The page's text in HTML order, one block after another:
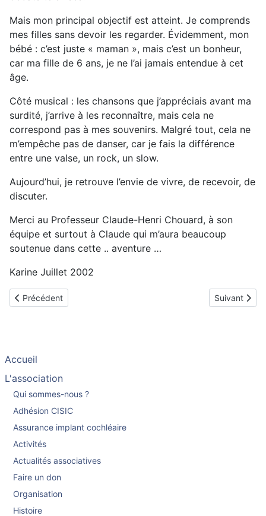
Mais mon principal objectif est atteint. Je comprends
mes filles sans devoir les regarder. Évidemment, mon
bébé : c’est juste « maman », mais c’est un bonheur,
car ma fille de 6 ans, je ne l’ai jamais entendue à cet
âge.
Côté musical : les chansons que j’appréciais avant ma
surdité, j’arrive à les reconnaître, mais cela ne
correspond pas à mes souvenirs. Malgré tout, cela ne
m’empêche pas de danser, car je fais la différence
entre une valse, un rock, un slow.
Aujourd’hui, je retrouve l’envie de vivre, de recevoir, de
discuter.
Merci au Professeur Claude-Henri Chouard, à son
équipe et surtout à Claude qui m’aura beaucoup
soutenue dans cette .. aventure …
Karine Juillet 2002
Article précédent : Catherine implantée en Octobre 1999
Précédent Article
Suivant
Accueil
L'association
Qui sommes-nous ?
Adhésion CISIC
Assurance implant cochléaire
Activités
Actualités associatives
Faire un don
Organisation
Histoire